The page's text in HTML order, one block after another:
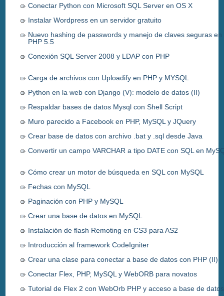
Conectar Python con Microsoft SQL Server en OS X
Instalar Wordpress en un servidor gratuito
Nuevo hashing de passwords y manejo de claves seguras en
PHP 5.5
Conexión SQL Server 2008 y LDAP con PHP
Carga de archivos con Uploadify en PHP y MYSQL
Python en la web con Django (V): modelo de datos (II)
Respaldar bases de datos Mysql con Shell Script
Muro parecido a Facebook en PHP, MySQL y JQuery
Crear base de datos con archivo .bat y .sql desde Java
Convertir un campo VARCHAR a tipo DATE con SQL en
Cómo crear un motor de búsqueda en SQL con MySQL
Fechas con MySQL
Paginación con PHP y MySQL
Crear una base de datos en MySQL
Instalación de flash Remoting en CS3 para AS2
Introducción al framework CodeIgniter
Crear una clase para conectar a base de datos con PHP (II)
Conectar Flex, PHP, MySQL y WebORB para novatos
Tutorial de Flex 2 con WebOrb PHP y acceso a base de datos